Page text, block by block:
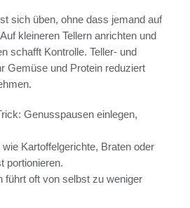
sich üben, ohne dass jemand auf
kleineren Tellern anrichten und
schafft Kontrolle. Teller- und
Gemüse und Protein reduziert
Genusspausen einlegen,
Kartoffelgerichte, Braten oder
portionieren.
führt oft von selbst zu weniger